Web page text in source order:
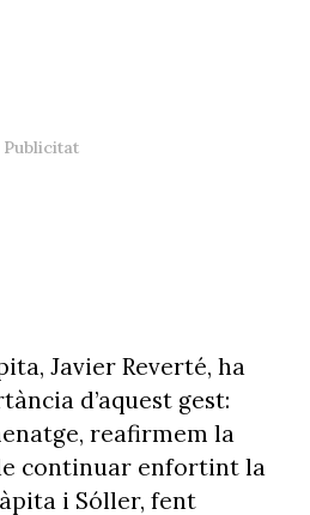
Javier Reverté, ha
d’aquest gest:
reafirmem la
continuar enfortint la
i Sóller, fent